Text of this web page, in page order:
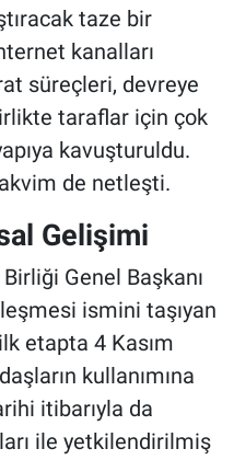
taze bir
kanalları
süreçleri, devreye
taraflar için çok
kavuşturuldu.
de netleşti.
Gelişimi
Genel Başkanı
ismini taşıyan
etapta 4 Kasım
kullanımına
itibarıyla da
ile yetkilendirilmiş